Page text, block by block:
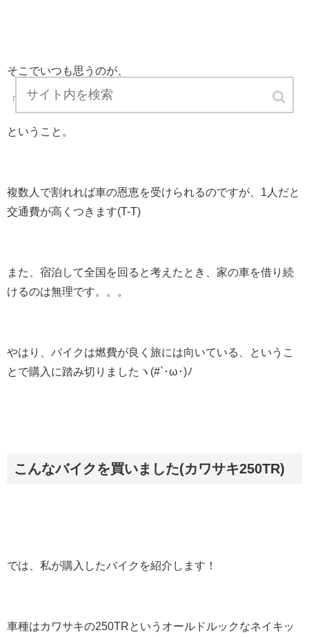
そこでいつも思うのが、
「 1人だとガソリンと高速道路代が高いなぁ(°_°)
ということ。
複数人で割れれば車の恩恵を受けられるのですが、1人だと
交通費が高くつきます(T-T)
また、宿泊して全国を回ると考えたとき、家の車を借り続
けるのは無理です。。。
やはり、バイクは燃費が良く旅には向いている、というこ
とで購入に踏み切りましたヽ(#`･ω･)ﾉ
こんなバイクを買いました(カワサキ250TR)
では、私が購入したバイクを紹介します！
車種はカワサキの250TRというオールドルックなネイキッ